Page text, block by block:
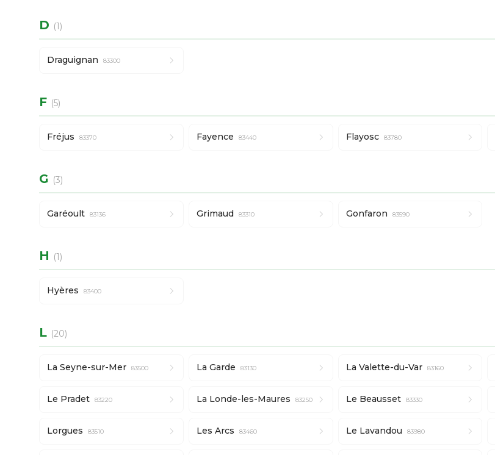
D (1)
Draguignan 83300
F (5)
Fréjus 83370 Fayence 83440 Flayosc 83780
G (3)
Garéoult 83136 Grimaud 83310 Gonfaron 83590
H (1)
Hyères 83400
L (20)
La Seyne-sur-Mer 83500 La Garde 83130 La Valette-du-Var 83160
Le Pradet 83220 La Londe-les-Maures 83250 Le Beausset 83330
Lorgues 83510 Les Arcs 83460 Le Lavandou 83980